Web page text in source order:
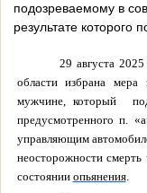
подозреваемому в
результате которого
29 августа
области избрана
мужчине, который
предусмотренного п.
управляющим
неосторожности
состоянии опьянения.